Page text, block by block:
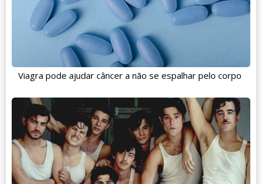
Viagra pode ajudar câncer a não se espalhar pelo corpo